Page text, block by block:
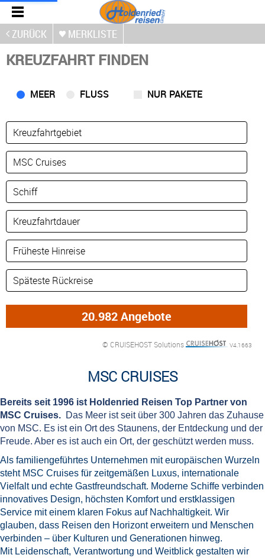
ZURÜCK MERKLISTE
KREUZFAHRT FINDEN
MEER FLUSS NUR PAKETE
© CRUISEHOST Solutions V4.1663
MSC CRUISES
Bereits seit 1996 ist Holdenried Reisen Top Partner von
MSC Cruises. Das Meer ist seit über 300 Jahren das Zuhause
von MSC. Es ist ein Ort des Staunens, der Entdeckung und der
Freude. Aber es ist auch ein Ort, der geschützt werden muss.
Als familiengeführtes Unternehmen mit europäischen Wurzeln
steht MSC Cruises für zeitgemäßen Luxus, internationale
Vielfalt und echte Gastfreundschaft. Moderne Schiffe verbinden
innovatives Design, höchsten Komfort und erstklassigen
Service mit einem klaren Fokus auf Nachhaltigkeit. Wir
glauben, dass Reisen den Horizont erweitern und Menschen
verbinden – über Kulturen und Generationen hinweg.
Mit Leidenschaft, Verantwortung und Weitblick gestalten wir